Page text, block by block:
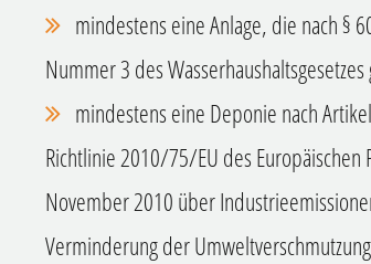
mindestens eine Anlage, die nach §
Nummer 3 des
mindestens eine Deponie nach
Richtlinie 2010/75/EU des Europäischen
November 2010 über
Verminderung der